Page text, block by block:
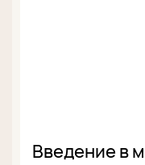
Введение в